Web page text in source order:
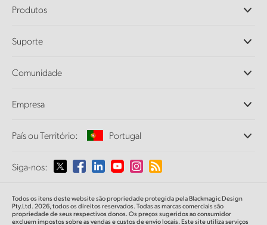
Produtos
DaVinci Resolve e Fusion
Ultimatte
Captura e Reprodução
Conversão de Padrões
Monitoramento
Armazenamento em Rede
Roteamento e Distribuição
Streaming e Codificação
Suporte
Central de Suporte Técnico
Comunidade
Empresa
Sobre a Blackmagic Design
Imprensa
País ou Território: Portugal
Selecione seu país ou território
Australia
Siga-nos:
Todos os itens deste website são propriedade protegida pela Blackmagic Design
Pty.Ltd. 2026, todos os direitos reservados. Todas as marcas comerciais são
propriedade de seus respectivos donos. Os preços sugeridos ao consumidor
excluem impostos sobre as vendas e custos de envio locais. Este site utiliza serviços